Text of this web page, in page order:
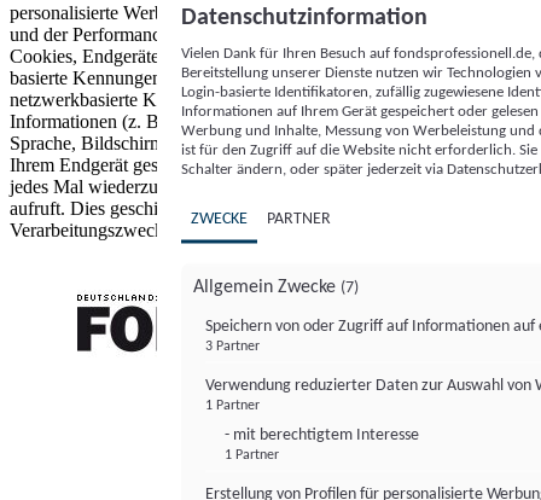
personalisierte Werbung und Inhalte, Messung von Werbeleistung
und der Performance von Inhalten sowie Zielgruppenforschung.
Cookies, Endgeräte- oder ähnliche Online-Kennungen (z. B. login-
basierte Kennungen, zufällig generierte Kennungen,
netzwerkbasierte Kennungen) können zusammen mit anderen
Informationen (z. B. Browsertyp und Browserinformationen,
Sprache, Bildschirmgröße, unterstützte Technologien usw.) auf
Ihrem Endgerät gespeichert oder von dort ausgelesen werden, um es
jedes Mal wiederzuerkennen, wenn es eine App oder einer Webseite
aufruft. Dies geschieht für einen oder mehrere der hier aufgeführten
Verarbeitungszwecke.
Datenschutzinformation
Vielen Dank für Ihren Besuch auf
Bereitstellung unserer Dienste nutzen wir Technologien
Login-basierte Identifikatoren, zufällig zugewiesene
Informationen auf Ihrem Gerät gespeichert oder
Werbung und Inhalte, Messung von Werbeleistung
ist für den Zugriff auf die Website nicht erforderlich.
Schalter ändern, oder später jederzeit via
ZWECKE PARTNER
Allgemein Zwecke (7)
Speichern von oder Zugriff auf Informationen auf
3 Partner
Verwendung reduzierter Daten zur Auswahl von
1 Partner
- mit berechtigtem Interesse
1 Partner
Erstellung von Profilen für personalisierte
FONDS professionell